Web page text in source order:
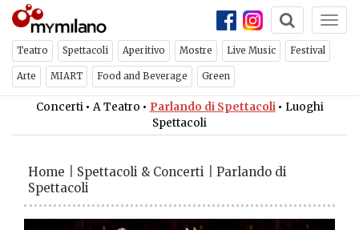
Teatro Spettacoli Aperitivo Mostre Live Music Festival
Arte MIART Food and Beverage Green
Concerti • A Teatro • Parlando di Spettacoli • Luoghi
Spettacoli
Home Spettacoli & Concerti
Parlando di
Spettacoli